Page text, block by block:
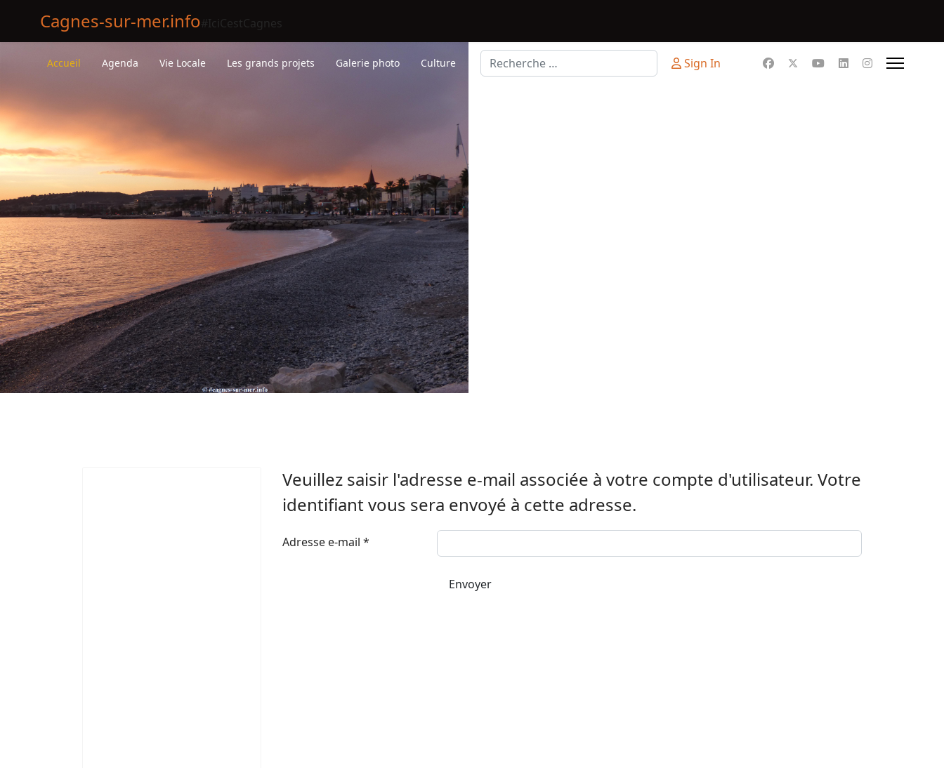
Cagnes-sur-mer.info#IciCestCagnes
Accueil Agenda Vie Locale Les grands projets Galerie photo Culture Rechercher Sign In
Veuillez saisir l'adresse e-mail associée à votre compte d'utilisateur. Votre
identifiant vous sera envoyé à cette adresse.
Adresse e-mail *
Envoyer